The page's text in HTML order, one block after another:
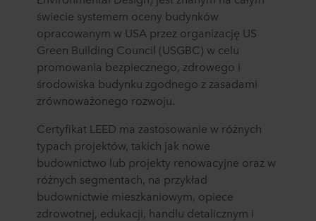
świecie systemem oceny budynków
opracowanym w USA przez organizację US
Green Building Council (USGBC) w celu
promowania bezpiecznego, zdrowego i
środowiska budynku zgodnego z zasadami
zrównoważonego rozwoju.
Certyfikat LEED ma zastosowanie w różnych
typach projektów, takich jak nowe
budownictwo lub projekty renowacyjne oraz w
różnych segmentach, na przykład
budownictwie mieszkaniowym, opiece
zdrowotnej, edukacji, handlu detalicznym i